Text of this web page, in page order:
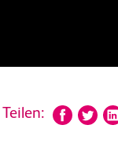
Teilen: